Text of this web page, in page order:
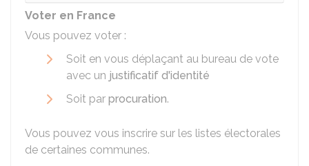
Voter en France
Vous pouvez voter :
Soit en vous déplaçant au bureau de vote
avec un justificatif d'identité
Soit par procuration.
Vous pouvez vous inscrire sur les listes électorales
de certaines communes.